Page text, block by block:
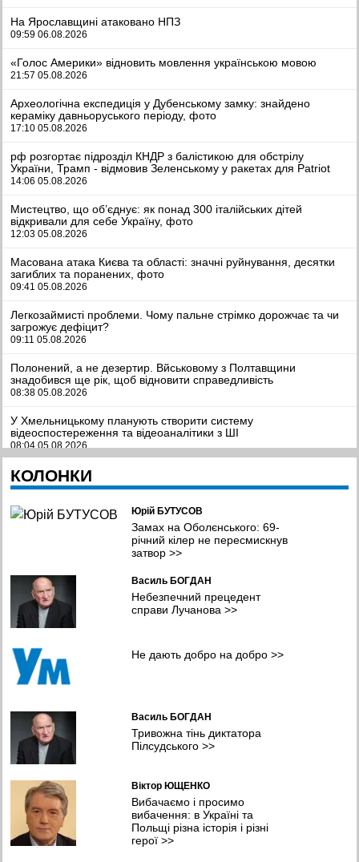
На Ярославщині атаковано НПЗ
09:59 06.08.2026
«Голос Америки» відновить мовлення українською мовою
21:57 05.08.2026
Археологічна експедиція у Дубенському замку: знайдено
кераміку давньоруського періоду, фото
17:10 05.08.2026
рф розгортає підрозділ КНДР з балістикою для обстрілу
України, Трамп - відмовив Зеленському у ракетах для Patriot
14:06 05.08.2026
Мистецтво, що об’єднує: як понад 300 італійських дітей
відкривали для себе Україну, фото
12:03 05.08.2026
Масована атака Києва та області: значні руйнування, десятки
загиблих та поранених, фото
09:41 05.08.2026
Легкозаймисті проблеми. Чому пальне стрімко дорожчає та чи
загрожує дефіцит?
09:11 05.08.2026
Полонений, а не дезертир. Вйськовому з Полтавщини
знадобився ще рік, щоб відновити справедливість
08:38 05.08.2026
У Хмельницькому планують створити систему
відеоспостереження та відеоаналітики з ШІ
08:04 05.08.2026
У Чернівцях представили результати дослідження якості води у
прифронтових громадах
Шокуюча статистика: мільйони українців покинули країну й
іноземці з десятків країн потрапили в полон в Україні -
Китайський Маск. Копія американського мільярдера смажить
барбекю у невеликому ресторанчику
20:26 04.08.2026
НПЗ, танкерів та трубопровідної інфраструктури
19:22 04.08.2026
17:14 04.08.2026
КОЛОНКИ
Юрій БУТУСОВ
Замах на Оболєнського: 69-
річний кілер не пересмискнув
затвор>>
Василь БОГДАН
Небезпечний прецедент
справи Лучанова >>
Не дають добро на добро>>
Василь БОГДАН
Тривожна тінь диктатора
Пілсудського>>
Віктор ЮЩЕНКО
Вибачаємо і просимо
вибачення: в Україні та
Польщі різна історія і різні
герої>>